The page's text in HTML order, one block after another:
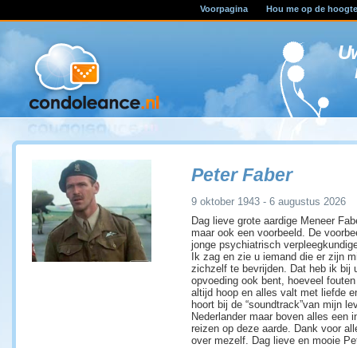
Voorpagina Hou me op de hoogte
Peter Faber
9 oktober 1943 - 6 augustus 2026
Dag lieve grote aardige Meneer
maar ook een voorbeeld. De
jonge psychiatrisch
Ik zag en zie u iemand die er zijn
zichzelf te bevrijden. Dat heb ik bij
opvoeding ook bent, hoeveel
altijd hoop en alles valt met liefde
hoort bij de “soundtrack”van mijn
Nederlander maar boven alles
reizen op deze aarde. Dank voor
over mezelf. Dag lieve en mooie